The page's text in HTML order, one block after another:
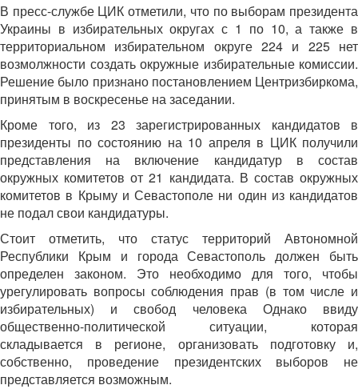
В пресс-службе ЦИК отметили, что по выборам президента
Украины в избирательных округах с 1 по 10, а также в
территориальном избирательном округе 224 и 225 нет
возмолжности создать окружные избирательные комиссии.
Решение было признано постановлением Центризбиркома,
принятым в воскресенье на заседании.
Кроме того, из 23 зарегистрированных кандидатов в
президенты по состоянию на 10 апреля в ЦИК получили
представления на включение кандидатур в состав
окружных комитетов от 21 кандидата. В состав окружных
комитетов в Крыму и Севастополе ни один из кандидатов
не подал свои кандидатуры.
Стоит отметить, что статус территорий Автономной
Республики Крым и города Севастополь должен быть
определен законом. Это необходимо для того, чтобы
урегулировать вопросы соблюдения прав (в том числе и
избирательных) и свобод человека Однако ввиду
общественно-политической ситуации, которая
складывается в регионе, организовать подготовку и,
собственно, проведение президентских выборов не
представляется возможным.